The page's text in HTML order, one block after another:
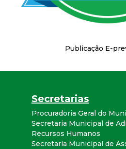
Publicação E-
Secretarias
Procuradoria Geral do
Secretaria Municipal de
Recursos Humanos
Secretaria Municipal de